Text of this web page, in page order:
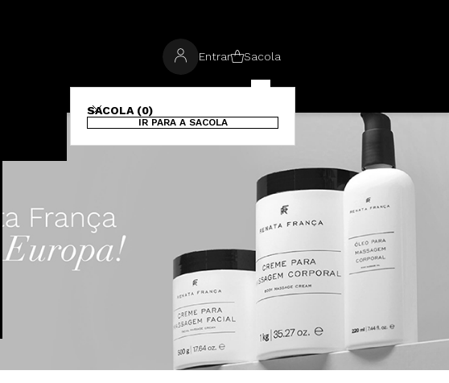
Entrar Sacola
SACOLA (0)
IR PARA A SACOLA